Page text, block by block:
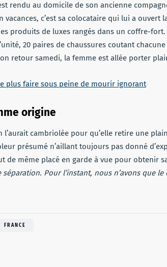
rendu au domicile de son ancienne
c’est sa colocataire qui lui a ouvert
produits de luxes rangés dans un coffre-
20 paires de chaussures coutant chacune
retour samedi, la femme est allée porter
plus faire sous peine de mourir ignorant
origine
cambriolée pour qu’elle retire une
présumé n’aillant toujours pas donné
de même placé en garde à vue pour obtenir
Pour l’instant, nous n’avons que le
FRANCE